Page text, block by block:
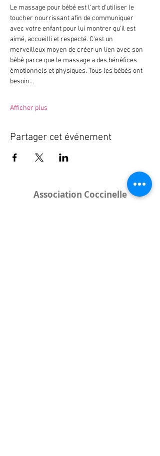
Le massage pour bébé est l‘art d’utiliser le
toucher nourrissant afin de communiquer
avec votre enfant pour lui montrer qu’il est
aimé, accueilli et respecté. C‘est un
merveilleux moyen de créer un lien avec son
bébé parce que le massage a des bénéfices
émotionnels et physiques. Tous les bébés ont
besoin…
Afficher plus
Partager cet événement
Association Coccinelle